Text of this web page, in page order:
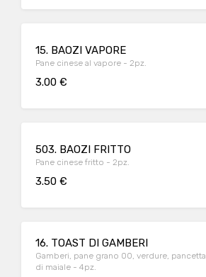
15. BAOZI VAPORE
Pane cinese al vapore - 2pz.
3.00 €
503. BAOZI FRITTO
Pane cinese fritto - 2pz.
3.50 €
16. TOAST DI GAMBERI
Gamberi, pane grano 00, verdure, pancetta
di maiale - 4pz.